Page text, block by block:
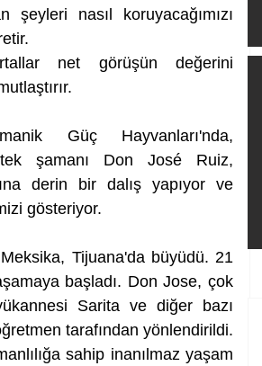
şeyleri nasıl koruyacağımızı
net görüşün değerini
Güç Hayvanları'nda,
şamanı Don José Ruiz,
derin bir dalış yapıyor ve
gösteriyor.
Tijuana'da büyüdü. 21
başladı. Don Jose, çok
Sarita ve diğer bazı
tarafından yönlendirildi.
sahip inanılmaz yaşam